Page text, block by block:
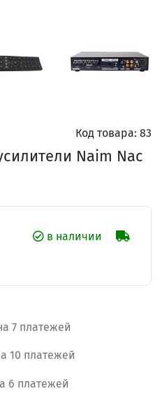
Код товара: 83
Naim Nac
в наличии
7 платежей
10 платежей
6 платежей